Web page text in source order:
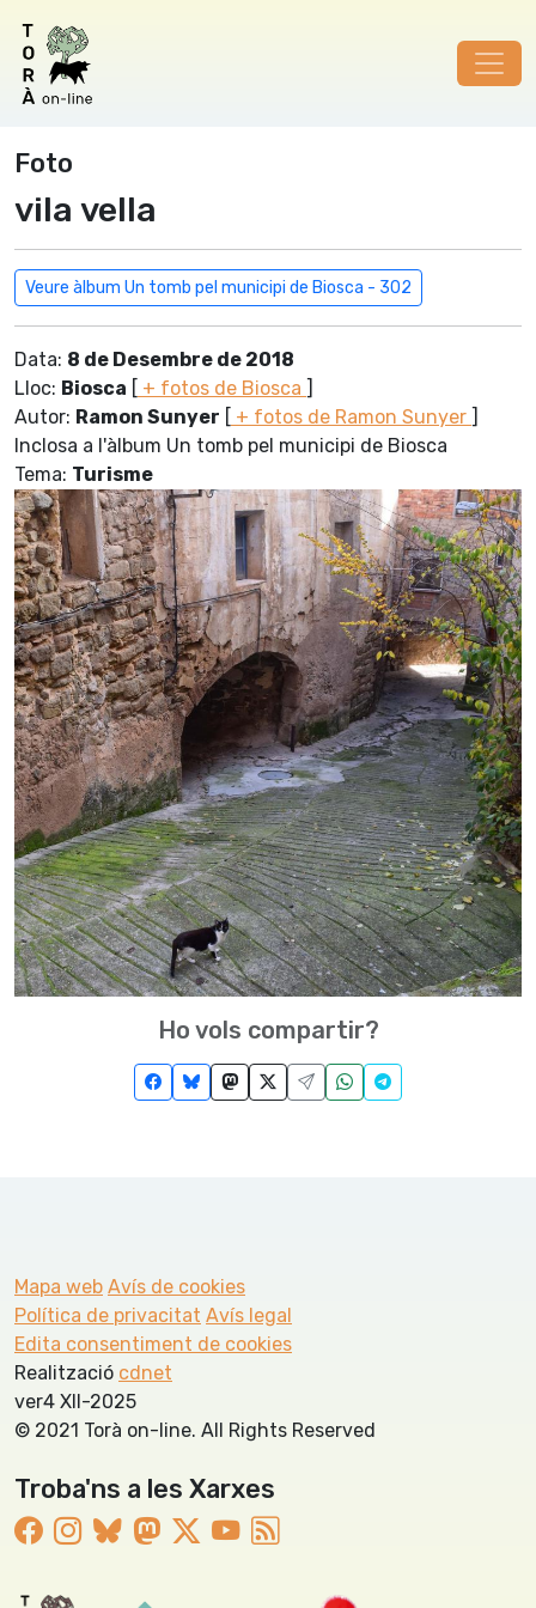
Foto
vila vella
Veure àlbum Un tomb pel municipi de Biosca - 302
Data: 8 de Desembre de 2018
Lloc: Biosca [ + fotos de Biosca ]
Autor: Ramon Sunyer [ + fotos de Ramon Sunyer ]
Inclosa a l'àlbum Un tomb pel municipi de Biosca
Tema: Turisme
Ho vols compartir?
Mapa web Avís de cookies
Política de privacitat Avís legal
Edita consentiment de cookies
Realització cdnet
ver4 XII-2025
© 2021 Torà on-line. All Rights Reserved
Troba'ns a les Xarxes